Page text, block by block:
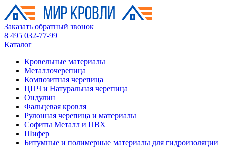
Заказать обратный звонок
8 495 032-77-99
Каталог
Кровельные материалы
Металлочерепица
Композитная черепица
ЦПЧ и Натуральная черепица
Ондулин
Фальцевая кровля
Рулонная черепица и материалы
Софиты Металл и ПВХ
Шифер
Битумные и полимерные материалы для гидроизоляции